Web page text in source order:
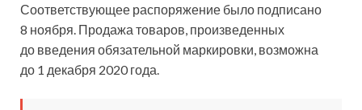
Соответствующее распоряжение было подписано
8 ноября. Продажа товаров, произведенных
до введения обязательной маркировки, возможна
до 1 декабря 2020 года.